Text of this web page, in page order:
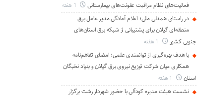
فعالیت‌های نظام مراقبت عفونت‌های بیمارستانی
در راستای همدلی ملی؛ اعلام آمادگی مدیر عامل برق
منطقه‌ای گیلان برای پشتیبانی از شبكه برق استان‌های
جنوبی كشور
با هدف بهره‌گیری از توانمندی علمی: امضای تفاهم‌نامه
همكاری میان شركت توزیع نیروی برق گیلان و بنیاد نخبگان
استان
نشست هیئت مدیره کودآلی با حضور شهردار رشت برگزار